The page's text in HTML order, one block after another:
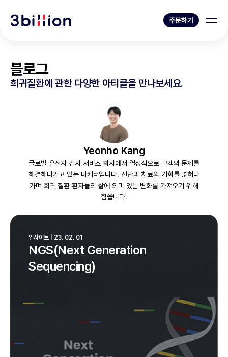
주문하기
블로그
희귀질환에 관한 다양한 아티클을 만나보세요.
Yeonho Kang
글로벌 유전자 검사 서비스 회사에서 열정적으로 고객의 문제를
해결해나가고 있는 마케터입니다. 진단과 치료의 기회를 넓혀나
가며 희귀 질환 환자들의 삶에 의미 있는 변화를 가져오기 위해
힘씁니다.
NGS(Next Generation
Sequencing)
인사이트 | 23. 02. 01